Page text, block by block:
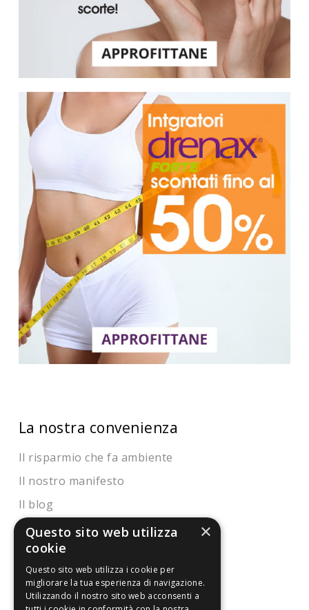
La nostra convenienza
Il risparmio che fa ambiente
Il nostro manifesto
Il blog
Perché fidarti
Vendi con noi
Chi siamo
×
Questo sito web utilizza
cookie
Questo sito web utilizza i cookie per
migliorare la tua esperienza di navigazione.
Utilizzando il nostro sito web acconsenti a